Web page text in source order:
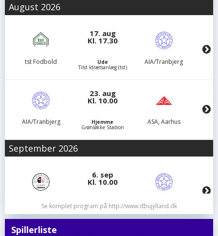
August 2026
tst Fodbold
17. aug
Kl. 17.30
Ude
Tilst Idrætsanlæg (tst)
AIA/Tranbjerg
AIA/Tranbjerg
23. aug
Kl. 10.00
Hjemme
Grønløkke Stadion
ASA, Aarhus
September 2026
Hørning IF
6. sep
Kl. 10.00
Ude
Højbo Stadion
AIA/Tranbjerg
Se komplet program på http://www.dbujylland.dk
Spillerliste